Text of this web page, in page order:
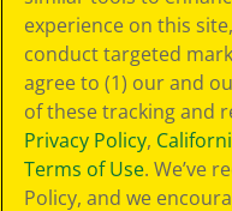
Informativa sulla
privacy
Termini SMS
GDPR
Informativa sulla
privacy di CA
Technologies
Preferenze cookie
experience on this
conduct targeted
agree to (1) our and
of these tracking and
Privacy Policy,
Terms of Use. We’ve
Policy, and we